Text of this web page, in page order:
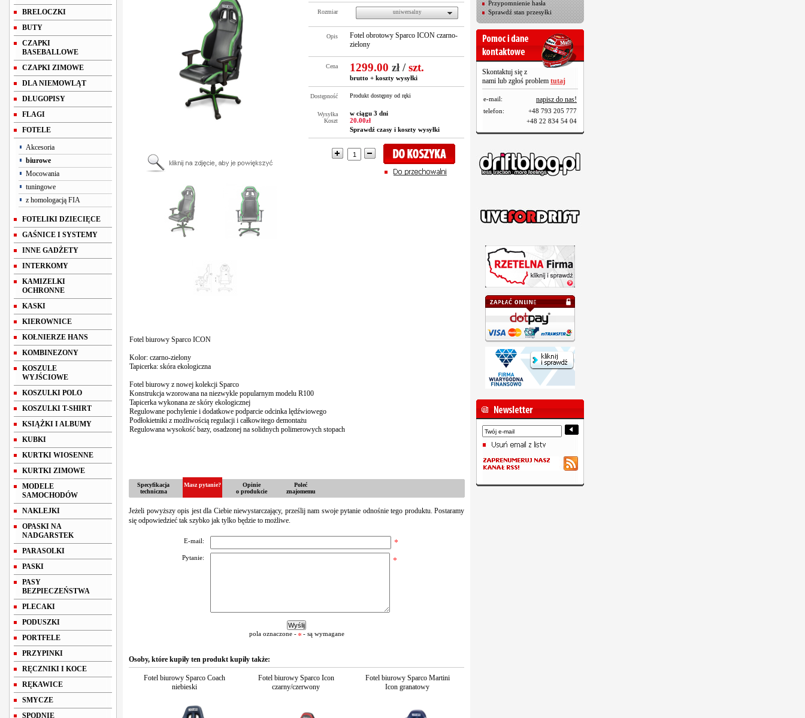
BRELOCZKI
BUTY
CZAPKI
BASEBALLOWE
CZAPKI ZIMOWE
DLA NIEMOWLĄT
DŁUGOPISY
FLAGI
FOTELE
Akcesoria
biurowe
Mocowania
tuningowe
z homologacją FIA
FOTELIKI DZIECIĘCE
GAŚNICE I SYSTEMY
INNE GADŻETY
INTERKOMY
KAMIZELKI
OCHRONNE
KASKI
KIEROWNICE
KOŁNIERZE HANS
KOMBINEZONY
KOSZULE
WYJŚCIOWE
KOSZULKI POLO
KOSZULKI T-SHIRT
KSIĄŻKI I ALBUMY
KUBKI
KURTKI WIOSENNE
KURTKI ZIMOWE
MODELE
SAMOCHODÓW
NAKLEJKI
OPASKI NA
NADGARSTEK
PARASOLKI
PASKI
PASY
BEZPIECZEŃSTWA
PLECAKI
PODUSZKI
PORTFELE
PRZYPINKI
RĘCZNIKI I KOCE
RĘKAWICE
SMYCZE
SPODNIE
Rozmiar uniwersalny
Opis
Fotel obrotowy Sparco ICON czarno-
zielony
Cena 1299.00 zł/szt.
brutto + koszty wysyłki
Dostępność Produkt dostępny od ręki
Wysyłka w ciągu 3 dni
Koszt
20.00zł
Sprawdź czasy i koszty wysyłki
Fotel biurowy Sparco ICON
Kolor: czarno-zielony
Tapicerka: skóra ekologiczna
Fotel biurowy z nowej kolekcji Sparco
Konstrukcja wzorowana na niezwykle popularnym modelu R100
Tapicerka wykonana ze skóry ekologicznej
Regulowane pochylenie i dodatkowe podparcie odcinka lędźwiowego
Podłokietniki z możliwością regulacji i całkowitego demontażu
Regulowana wysokość bazy, osadzonej na solidnych polimerowych stopach
Specyfikacja
techniczna
Masz pytanie?
Opinie
o produkcie
Poleć
znajomemu
Jeżeli powyższy opis jest dla Ciebie niewystarczający, prześlij nam swoje pytanie odnośnie tego produktu. Postaramy
się odpowiedzieć tak szybko jak tylko będzie to możliwe.
E-mail:
Pytanie:
pola oznaczone - - są wymagane
Osoby, które kupiły ten produkt kupiły także:
Fotel biurowy Sparco Coach
niebieski
Fotel biurowy Sparco Icon
czarny/czerwony
Fotel biurowy Sparco Martini
Icon granatowy
Przypomnienie hasła
Sprawdź stan przesyłki
Skontaktuj się z
nami lub zgłoś problem tutaj
e-mail: napisz do nas!
telefon:
+48 793 205 777
+48 22 834 54 04